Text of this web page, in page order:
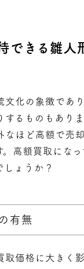
できる雛人
文化の象徴であ
するものもあり
なほど高額で売
。高額買取になっ
しょうか？
有無
取価格に大きく